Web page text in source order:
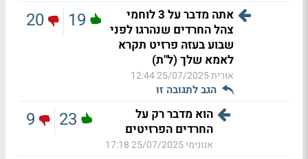
אתה מדבר על 3 לוחמי
צהל החרדים שנהרגו לפני
שבוע בעזה פרזיט תקרא
לאמא שלך (ל"ת)
אורית25/07/2025 12:44
הגב לתגובה זו
19
20
הוא מדבר רק על
החרדים הפרזיטים
אנונימי25/07/2025 17:18
23
9